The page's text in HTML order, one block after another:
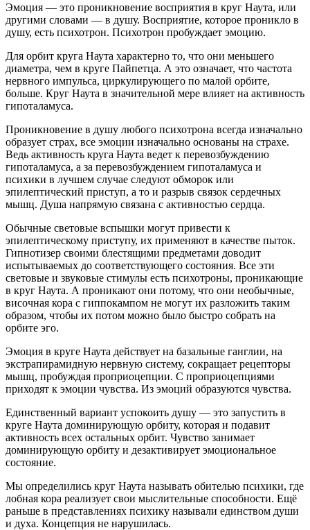
Эмоция — это проникновение восприятия в круг Наута, или
другими словами — в душу. Восприятие, которое проникло в
душу, есть психотрон. Психотрон пробуждает эмоцию.
Для орбит круга Наута характерно то, что они меньшего
диаметра, чем в круге Пайпетца. А это означает, что частота
нервного импульса, циркулирующего по малой орбите,
больше. Круг Наута в значительной мере влияет на активность
гипоталамуса.
Проникновение в душу любого психотрона всегда изначально
образует страх, все эмоции изначально основаны на страхе.
Ведь активность круга Наута ведет к перевозбуждению
гипоталамуса, а за перевозбуждением гипоталамуса и
психики в лучшем случае следуют обморок или
эпилептический приступ, а то и разрыв связок сердечных
мышц. Душа напрямую связана с активностью сердца.
Обычные световые вспышки могут привести к
эпилептическому приступу, их применяют в качестве пыток.
Гипнотизер своими блестящими предметами доводит
испытываемых до соответствующего состояния. Все эти
световые и звуковые стимулы есть психотроны, проникающие
в круг Наута. А проникают они потому, что они необычные,
височная кора с гиппокампом не могут их разложить таким
образом, чтобы их потом можно было быстро собрать на
орбите эго.
Эмоция в круге Наута действует на базальные ганглии, на
экстрапирамидную нервную систему, сокращает рецепторы
мышц, пробуждая проприоцепции. С проприоцепциями
приходят к эмоции чувства. Из эмоций образуются чувства.
Единственный вариант успокоить душу — это запустить в
круге Наута доминирующую орбиту, которая и подавит
активность всех остальных орбит. Чувство занимает
доминирующую орбиту и дезактивирует эмоциональное
состояние.
Мы определились круг Наута называть обителью психики, где
лобная кора реализует свои мыслительные способности. Ещё
раньше в представлениях психику называли единством души
и духа. Концепция не нарушилась.